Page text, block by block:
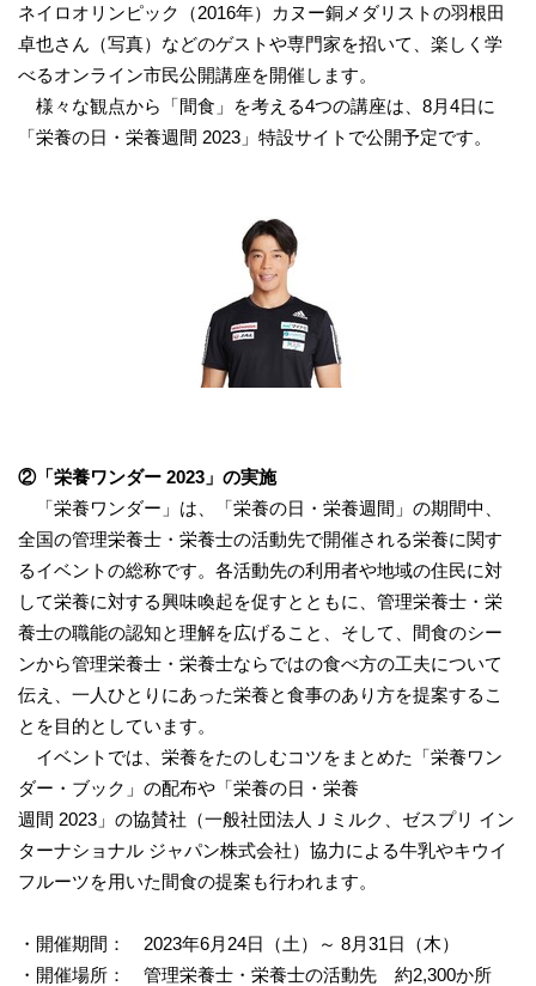
ネイロオリンピック（2016年）カヌー銅メダリストの羽根田
卓也さん（写真）などのゲストや専門家を招いて、楽しく学
べるオンライン市民公開講座を開催します。
様々な観点から「間食」を考える4つの講座は、8月4日に
「栄養の日・栄養週間 2023」特設サイトで公開予定です。
②「栄養ワンダー 2023 」の実施
「栄養ワンダー」は、「栄養の日・栄養週間」の期間中、
全国の管理栄養士・栄養士の活動先で開催される栄養に関す
るイベントの総称です。各活動先の利用者や地域の住民に対
して栄養に対する興味喚起を促すとともに、管理栄養士・栄
養士の職能の認知と理解を広げること、そして、間食のシー
ンから管理栄養士・栄養士ならではの食べ方の工夫について
伝え、一人ひとりにあった栄養と食事のあり方を提案するこ
とを目的としています。
イベントでは、栄養をたのしむコツをまとめた「栄養ワン
ダー・ブック」の配布や「栄養の日・栄養
週間 2023」の協賛社（一般社団法人Ｊミルク、ゼスプリ イン
ターナショナル ジャパン株式会社）協力による牛乳やキウイ
フルーツを用いた間食の提案も行われます。
・開催期間： 2023年6月24日（土）～ 8月31日（木）
・開催場所： 管理栄養士・栄養士の活動先 約2,300か所